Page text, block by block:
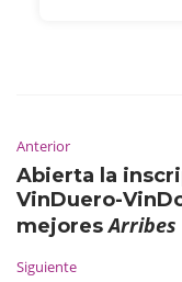
Anterior
Abierta la
VinDuero-
mejoresArribes
Siguiente